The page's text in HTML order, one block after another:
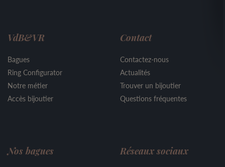
VdB&VR
Bagues
Ring Configurator
Notre métier
Accès bijoutier
Contact
Contactez-nous
Actualités
Trouver un bijoutier
Questions fréquentes
Nos bagues Réseaux sociaux